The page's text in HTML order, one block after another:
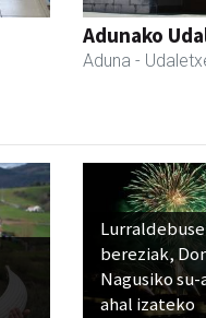
Adunako
Aduna -
bereziak,
Nagusiko
ahal izateko